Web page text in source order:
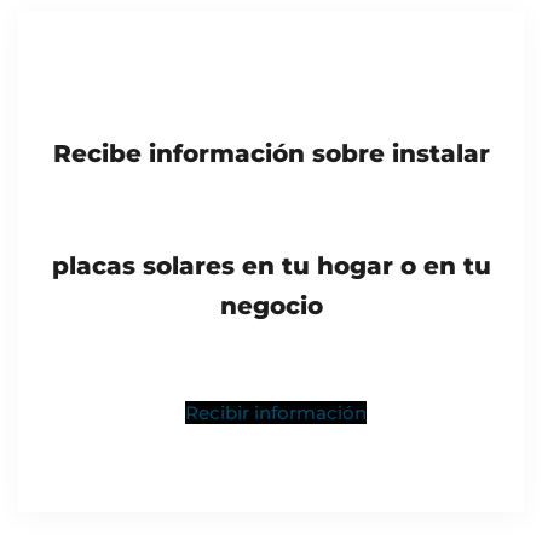
Recibe información sobre instalar
placas solares en tu hogar o en tu
negocio
Recibir información